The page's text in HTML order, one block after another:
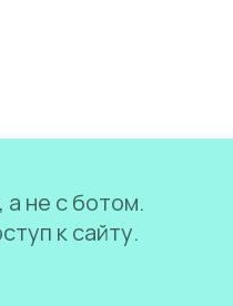
не с ботом.
к сайту.